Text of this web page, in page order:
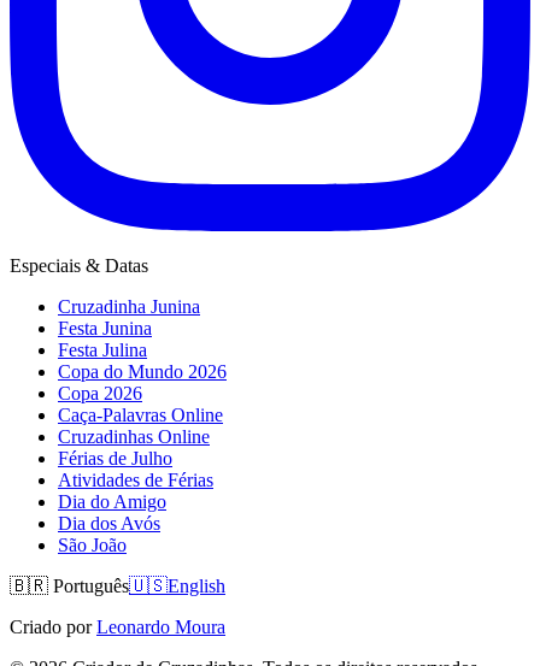
Especiais & Datas
Cruzadinha Junina
Festa Junina
Festa Julina
Copa do Mundo 2026
Copa 2026
Caça-Palavras Online
Cruzadinhas Online
Férias de Julho
Atividades de Férias
Dia do Amigo
Dia dos Avós
São João
🇧🇷 Português🇺🇸English
Criado por Leonardo Moura